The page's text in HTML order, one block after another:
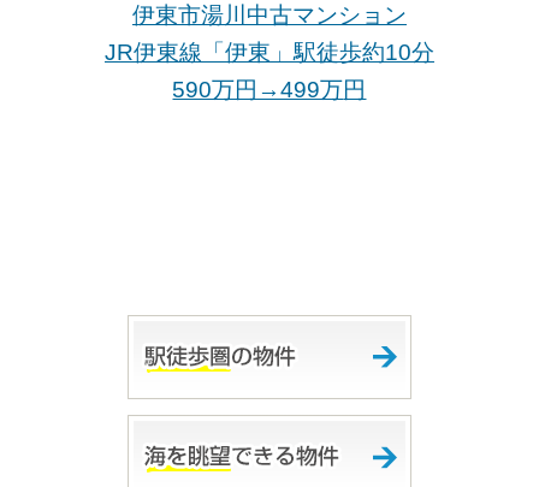
伊東市湯川中古マンション
JR伊東線「伊東 」駅徒歩約10分
590万円→499万円